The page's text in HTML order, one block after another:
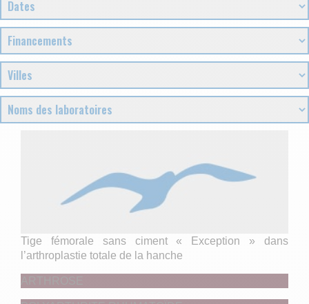
Tige fémorale sans ciment « Exception » dans
l’arthroplastie totale de la hanche